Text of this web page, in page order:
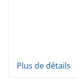
Plus de détails